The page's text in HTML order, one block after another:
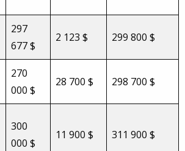
297
677 $
2 123 $ 299 800 $
270
000 $
28 700 $ 298 700 $
300
000 $
11 900 $ 311 900 $